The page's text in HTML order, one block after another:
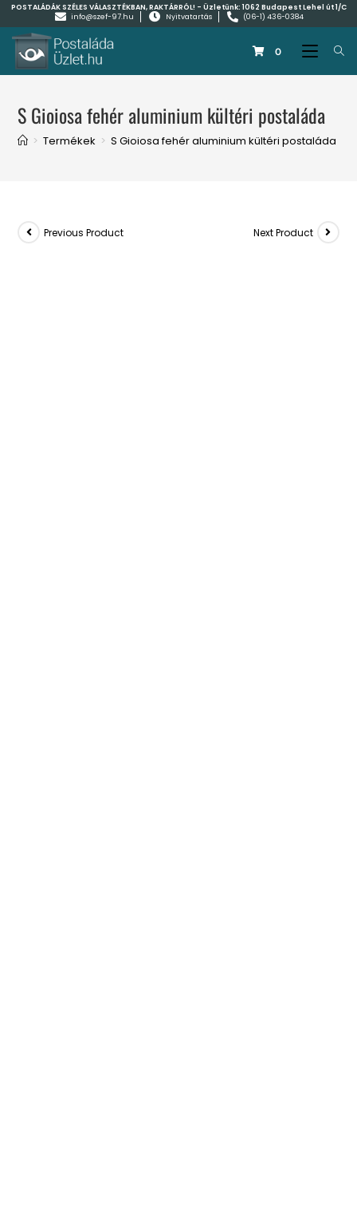
POSTALÁDÁK SZÉLES VÁLASZTÉKBAN, RAKTÁRRÓL! - Üzletünk: 1062 Budapest Lehel út 1/C
info@szef-97.hu
Nyitvatartás (06-1) 436-0384
0
S Gioiosa fehér aluminium kültéri postaláda
> Termékek > S Gioiosa fehér aluminium kültéri postaláda
Previous Product Next Product